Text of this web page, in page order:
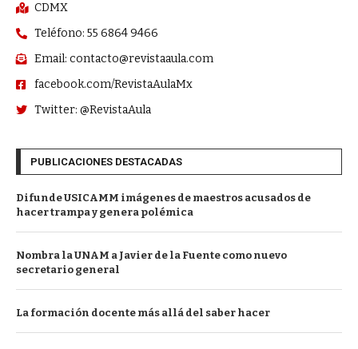
CDMX
Teléfono: 55 6864 9466
Email: contacto@revistaaula.com
facebook.com/RevistaAulaMx
Twitter: @RevistaAula
PUBLICACIONES DESTACADAS
Difunde USICAMM imágenes de maestros acusados de
hacer trampa y genera polémica
Nombra la UNAM a Javier de la Fuente como nuevo
secretario general
La formación docente más allá del saber hacer